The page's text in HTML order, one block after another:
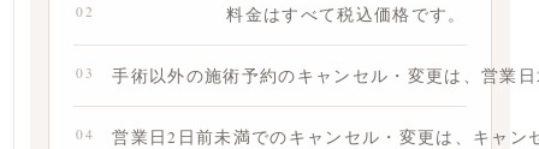
02 料金はすべて税込価格です。
03 手術以外の施術予約のキャンセル・変更は、営業
04 営業日2日前未満でのキャンセル・変更は、キャ